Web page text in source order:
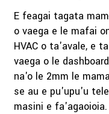
E feagai tagata
o vaega e le mafai
HVAC o ta'avale, e
vaega o le
na'o le 2mm le
se au e pu'upu'u
masini e fa'agaoioia.